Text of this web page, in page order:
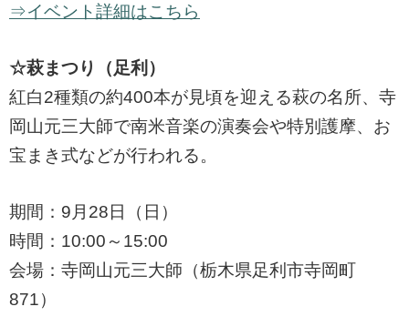
⇒イベント詳細はこちら
☆萩まつり（足利）
紅白2種類の約400本が見頃を迎える萩の名所、寺
岡山元三大師で南米音楽の演奏会や特別護摩、お
宝まき式などが行われる。
期間：9月28日（日）
時間：10:00～15:00
会場：寺岡山元三大師（栃木県足利市寺岡町
871）